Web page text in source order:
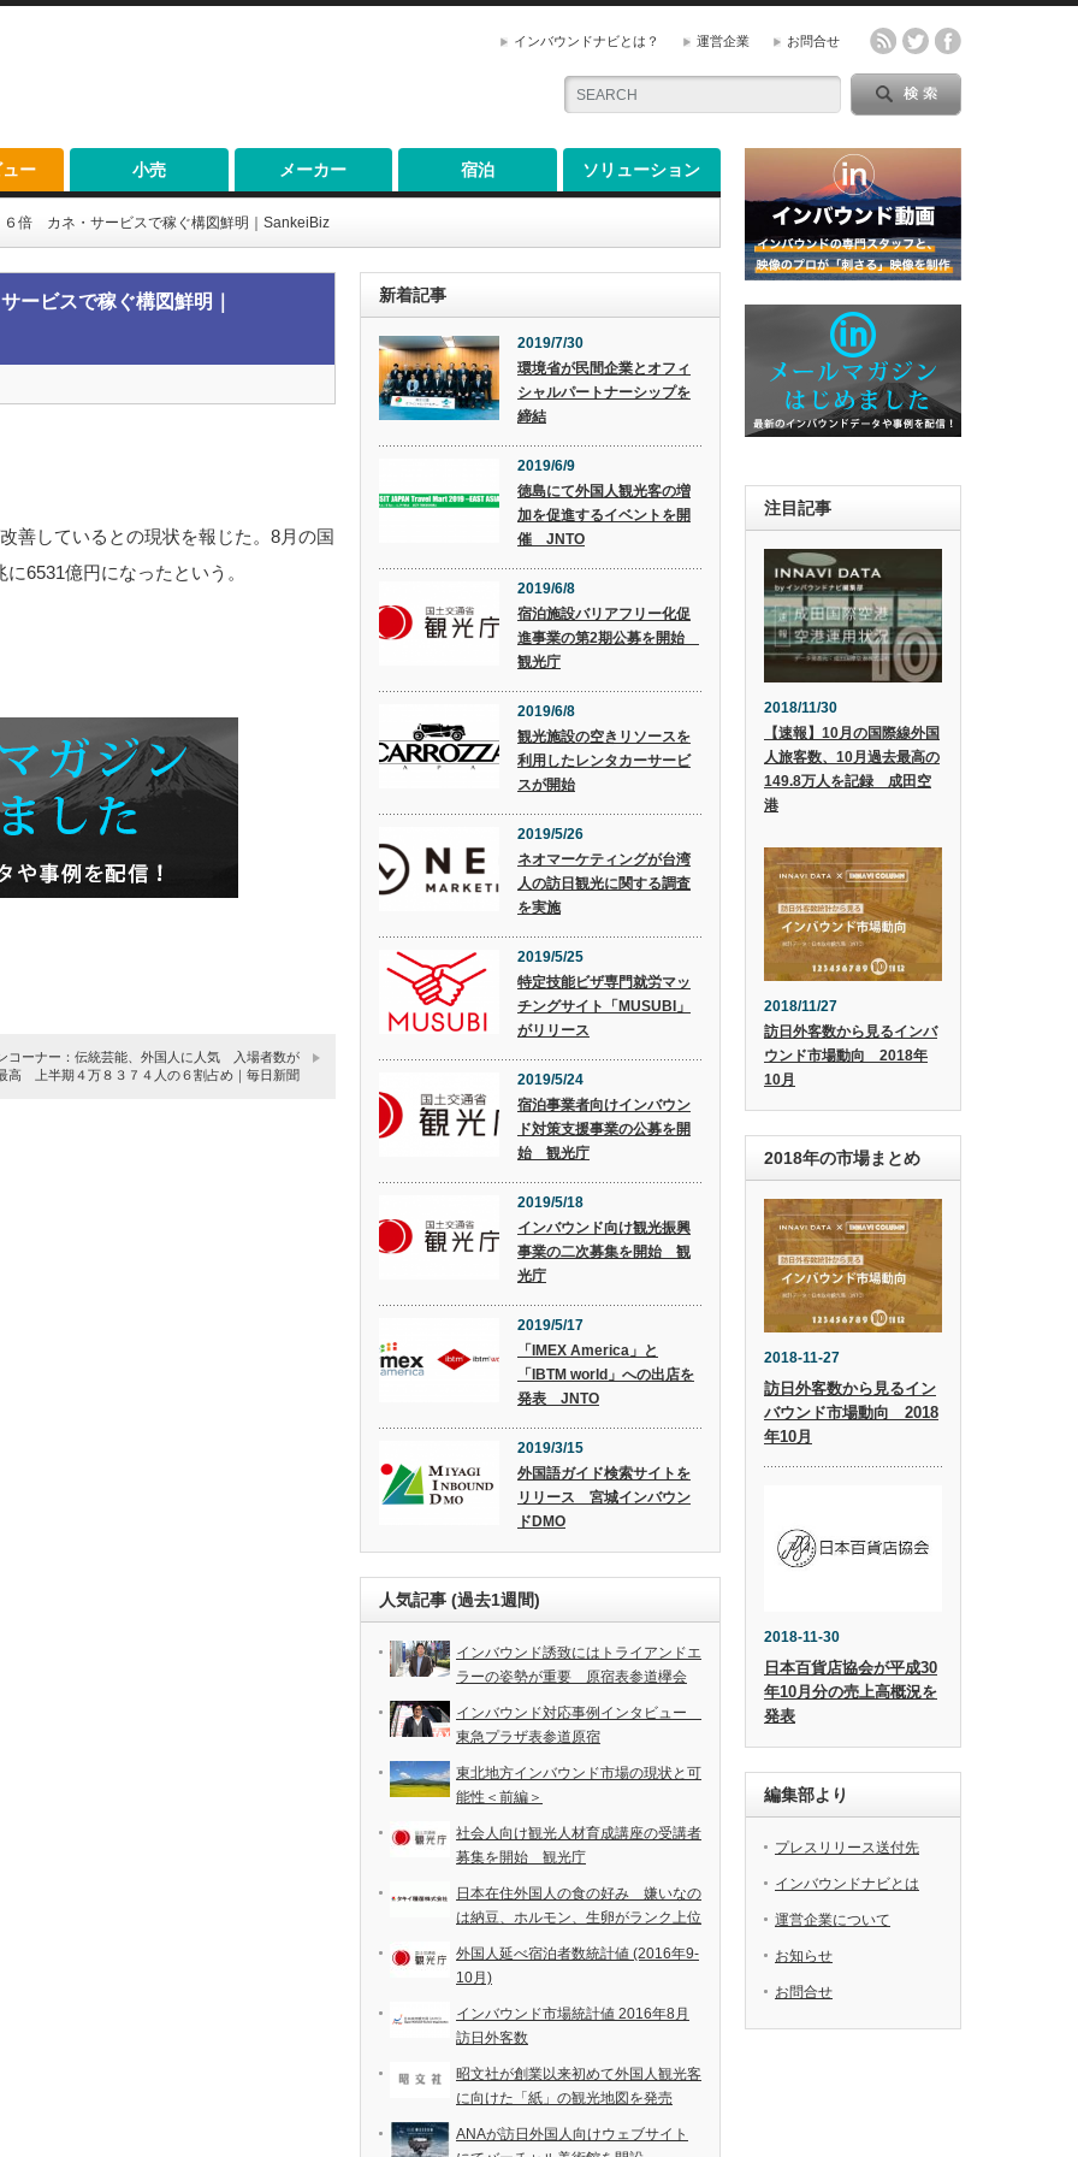
インバウンドナビとは？ 運営企業 お問合せ
ー 小売 メーカー 宿泊 ソリューション
６倍 カネ・サービスで稼ぐ構図鮮明｜SankeiBiz
ービスで稼ぐ構図鮮明｜
善しているとの現状を報じた。8月の国
6531億円になったという。
コーナー：伝統芸能、外国人に人気 入場者数が
高 上半期４万８３７４人の６割占め｜毎日新聞
新着記事
2019/7/30
環境省が民間企業とオフィ
シャルパートナーシップを
締結
2019/6/9
徳島にて外国人観光客の増
加を促進するイベントを開
催 JNTO
2019/6/8
宿泊施設バリアフリー化促
進事業の第2期公募を開始
観光庁
2019/6/8
観光施設の空きリソースを
利用したレンタカーサービ
スが開始
2019/5/26
ネオマーケティングが台湾
人の訪日観光に関する調査
を実施
2019/5/25
特定技能ビザ専門就労マッ
チングサイト「MUSUBI」
がリリース
2019/5/24
宿泊事業者向けインバウン
ド対策支援事業の公募を開
始 観光庁
2019/5/18
インバウンド向け観光振興
事業の二次募集を開始 観
光庁
2019/5/17
「IMEX America」と
「IBTM world」への出店を
発表 JNTO
2019/3/15
外国語ガイド検索サイトを
リリース 宮城インバウン
ドDMO
人気記事 (過去1週間)
インバウンド誘致にはトライアンドエ
ラーの姿勢が重要 原宿表参道欅会
インバウンド対応事例インタビュー
東急プラザ表参道原宿
東北地方インバウンド市場の現状と可
能性＜前編＞
社会人向け観光人材育成講座の受講者
募集を開始 観光庁
日本在住外国人の食の好み 嫌いなの
は納豆、ホルモン、生卵がランク上位
外国人延べ宿泊者数統計値 (2016年9-
10月)
インバウンド市場統計値 2016年8月
訪日外客数
昭文社が創業以来初めて外国人観光客
に向けた「紙」の観光地図を発売
ANAが訪日外国人向けウェブサイト
注目記事
2018/11/30
【速報】10月の国際線外国
人旅客数、10月過去最高の
149.8万人を記録 成田空
港
2018/11/27
訪日外客数から見るインバ
ウンド市場動向 2018年
10月
2018年の市場まとめ
2018-11-27
訪日外客数から見るイン
バウンド市場動向 2018
年10月
2018-11-30
日本百貨店協会が平成30
年10月分の売上高概況を
発表
編集部より
プレスリリース送付先
インバウンドナビとは
運営企業について
お知らせ
お問合せ